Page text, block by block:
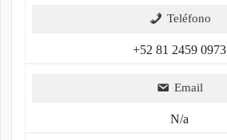
Teléfono
+52 81 2459 0973
Email
N/a